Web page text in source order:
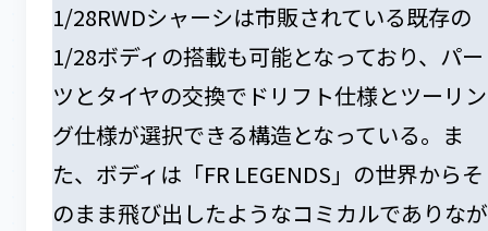
1/28RWDシャーシは市販されている既存の
1/28ボディの搭載も可能となっており、パー
ツとタイヤの交換でドリフト仕様とツーリン
グ仕様が選択できる構造となっている。ま
た、ボディは「FR LEGENDS」の世界からそ
のまま飛び出したようなコミカルでありなが